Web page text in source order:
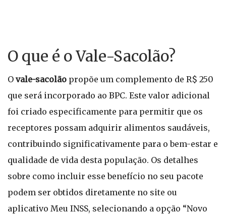
O que é o Vale-Sacolão?
O vale-sacolão propõe um complemento de R$ 250
que será incorporado ao BPC. Este valor adicional
foi criado especificamente para permitir que os
receptores possam adquirir alimentos saudáveis,
contribuindo significativamente para o bem-estar e
qualidade de vida desta população. Os detalhes
sobre como incluir esse benefício no seu pacote
podem ser obtidos diretamente no site ou
aplicativo Meu INSS, selecionando a opção “Novo